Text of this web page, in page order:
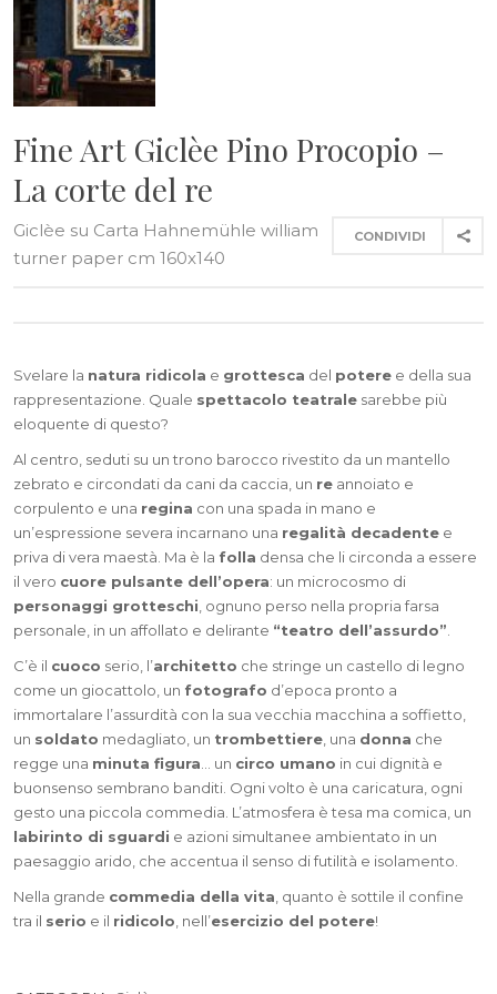
Fine Art Giclèe Pino Procopio –
La corte del re
CONDIVIDI
Giclèe su Carta Hahnemühle william
turner paper cm 160x140
Svelare la natura ridicola e grottesca del poteree della sua
rappresentazione. Quale spettacolo teatralesarebbe più
eloquente di questo?
Al centro, seduti su un trono barocco rivestito da un mantello
zebrato e circondati da cani da caccia, un reannoiato e
corpulento e una regina con una spada in mano e
un’espressione severa incarnano una regalità decadentee
priva di vera maestà. Ma è la folla densa che li circonda a essere
il vero cuore pulsante dell’opera: un microcosmo di
personaggi grotteschi , ognuno perso nella propria farsa
personale, in un affollato e delirante “teatro dell’assurdo”
C’è il cuoco serio, l’architetto che stringe un castello di legno
come un giocattolo, un fotografo d’epoca pronto a
immortalare l’assurdità con la sua vecchia macchina a soffietto,
un soldato medagliato, un trombettiere, una donna che
regge una minuta figura … un circo umano in cui dignità e
buonsenso sembrano banditi. Ogni volto è una caricatura, ogni
gesto una piccola commedia. L’atmosfera è tesa ma comica, un
labirinto di sguardi e azioni simultanee ambientato in un
paesaggio arido, che accentua il senso di futilità e isolamento.
Nella grande commedia della vita , quanto è sottile il confine
tra il serio e il ridicolo , nell’esercizio del potere!